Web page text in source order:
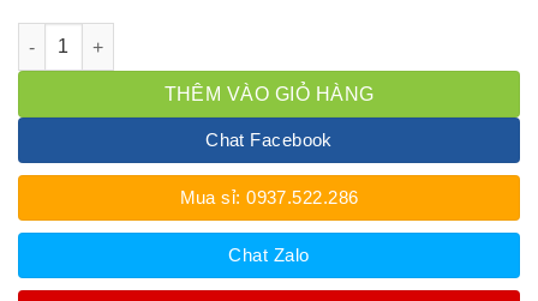
Tranh Mặt Trống Đồng Vàng Khung Gụ 1m08 số lượng
THÊM VÀO GIỎ HÀNG
Chat Facebook
Mua sỉ: 0937.522.286
Chat Zalo